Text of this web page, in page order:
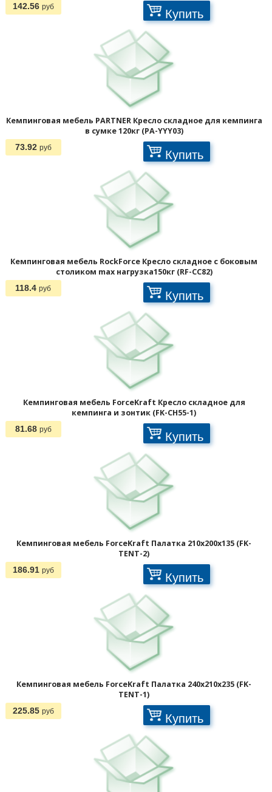
142.56 руб Купить
Кемпинговая мебель PARTNER Кресло складное для кемпинга
в сумке 120кг (PA-YYY03)
73.92 руб Купить
Кемпинговая мебель RockForce Кресло складное с боковым
столиком max нагрузка150кг (RF-CC82)
118.4 руб Купить
Кемпинговая мебель ForceKraft Кресло складное для
кемпинга и зонтик (FK-CH55-1)
81.68 руб Купить
Кемпинговая мебель ForceKraft Палатка 210х200х135 (FK-
TENT-2)
186.91 руб Купить
Кемпинговая мебель ForceKraft Палатка 240х210х235 (FK-
TENT-1)
225.85 руб Купить